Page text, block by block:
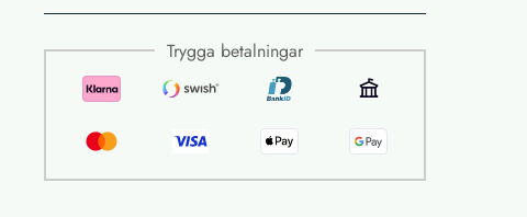
Trygga betalningar